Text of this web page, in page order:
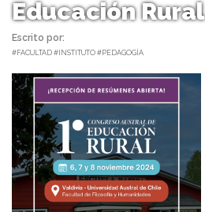
Educación Rural
Escrito por:
#FACULTAD #INSTITUTO #PEDAGOGÍA